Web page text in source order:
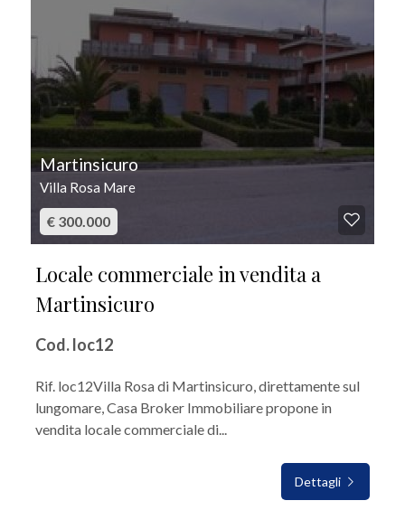
Martinsicuro
Villa Rosa Mare
€ 300.000
Locale commerciale in vendita a
Martinsicuro
Cod. loc12
Rif. loc12Villa Rosa di Martinsicuro, direttamente sul
lungomare, Casa Broker Immobiliare propone in
vendita locale commerciale di...
Dettagli